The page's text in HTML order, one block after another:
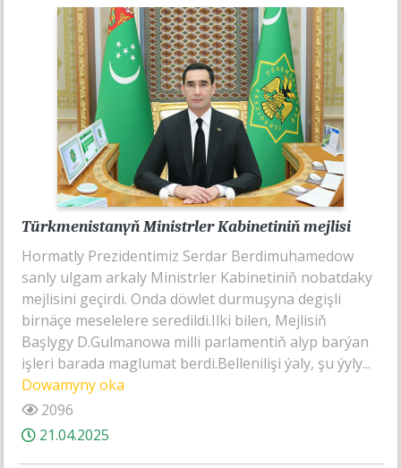
Türkmenistanyň Ministrler Kabinetiniň mejlisi
Hormatly Prezidentimiz Serdar Berdimuhamedow
sanly ulgam arkaly Ministrler Kabinetiniň nobatdaky
mejlisini geçirdi. Onda döwlet durmuşyna degişli
birnäçe meselelere seredildi.Ilki bilen, Mejlisiň
Başlygy D.Gulmanowa milli parlamentiň alyp barýan
işleri barada maglumat berdi.Bellenilişi ýaly, şu ýyly...
Dowamyny oka
2096
21.04.2025